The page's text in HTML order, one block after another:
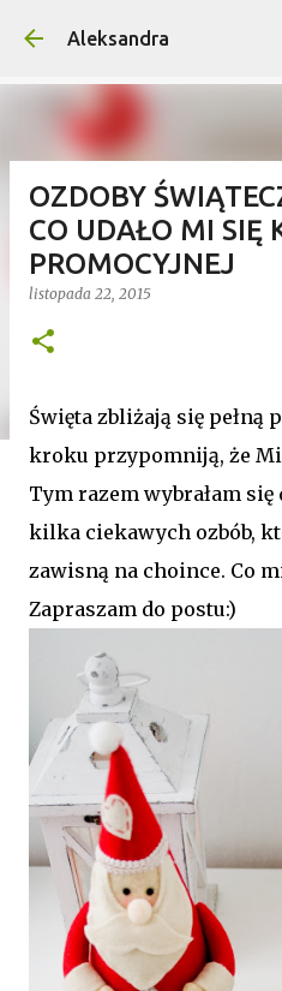
Przejdź do
Aleksandra
OZDOBY
CO UDAŁO MI SIĘ
PROMOCYJNEJ
listopada 22, 2015
Święta zbliżają się pełną
kroku przypomniją, że
Tym razem wybrałam
kilka ciekawych ozbób,
zawisną na choince. Co
Zapraszam do postu:)